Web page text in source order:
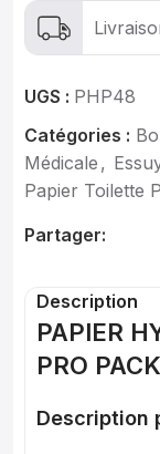
UGS : PHP48
Catégories :
Médicale ,
Papier Toilette
Partager:
Description
PAPIER
PRO
Description